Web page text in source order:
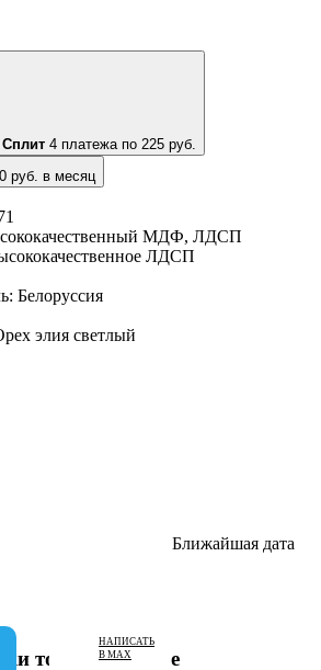
4 платежа по 225 руб.
руб. в месяц
МДФ, ЛДСП
ЛДСП
Белоруссия
элия светлый
Ближайшая дата
товаров свыше
НАПИСАТЬ
В MAX